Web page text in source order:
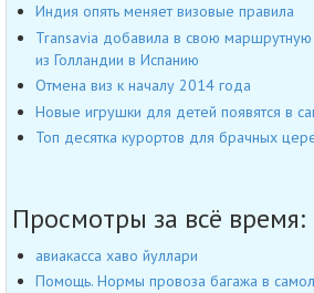
Индия опять меняет визовые правила
Transavia добавила в свою
из Голландии в Испанию
Отмена виз к началу 2014 года
Новые игрушки для детей появятся в
Топ десятка курортов для брачных
Просмотры за всё время:
авиакасса хаво йуллари
Помощь. Нормы провоза багажа в